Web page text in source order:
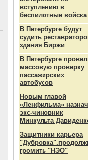
вступлению в
беспилотные войска
В Петербурге будут
судить
здания Биржи
В Петербурге
массовую проверку
пассажирских
автобусов
Новым главой
«Ленфильма»
экс-чиновник
Минкульта
Защитники карьера
громить "НЭО"